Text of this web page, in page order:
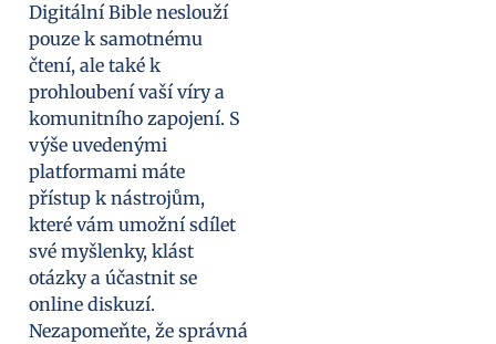
Digitální Bible neslouží
pouze k samotnému
čtení, ale také k
prohloubení vaší víry a
komunitního zapojení. S
výše uvedenými
platformami máte
přístup k nástrojům,
které vám umožní sdílet
své myšlenky, klást
otázky a účastnit se
online diskuzí.
Nezapomeňte, že správná